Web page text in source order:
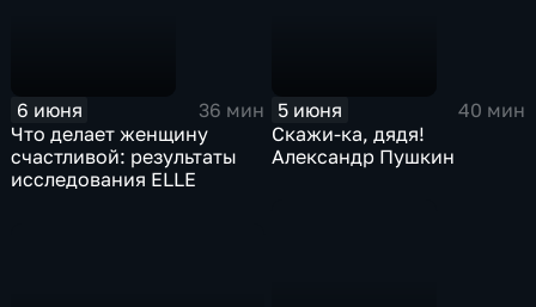
6 июня
36 мин
Что делает женщину
счастливой: результаты
исследования ELLE
5 июня
40 мин
Скажи-ка, дядя!
Александр Пушкин